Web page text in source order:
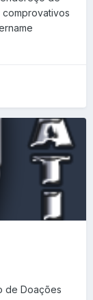
comprovativos
de Doações